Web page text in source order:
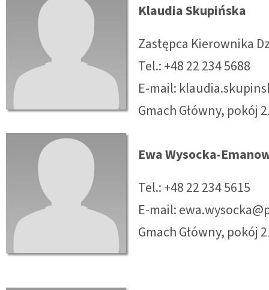
Klaudia Skupińska
Zastępca Kierownika
Tel.: +48 22 234 5688
E-mail:
Gmach Główny, pokój
Ewa Wysocka-
Tel.: +48 22 234 5615
E-mail:
Gmach Główny, pokój